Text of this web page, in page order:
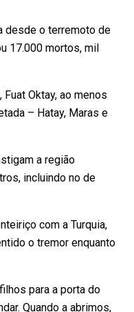
desde o terremoto de
17.000 mortos, mil
Oktay, ao menos
– Hatay, Maras e
a região
incluindo no de
com a Turquia,
o tremor enquanto
para a porta do
Quando a abrimos,